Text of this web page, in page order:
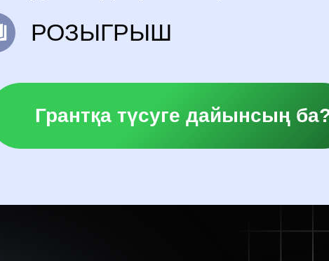
РОЗЫГРЫШ
Грантқа түсуге дайынсың